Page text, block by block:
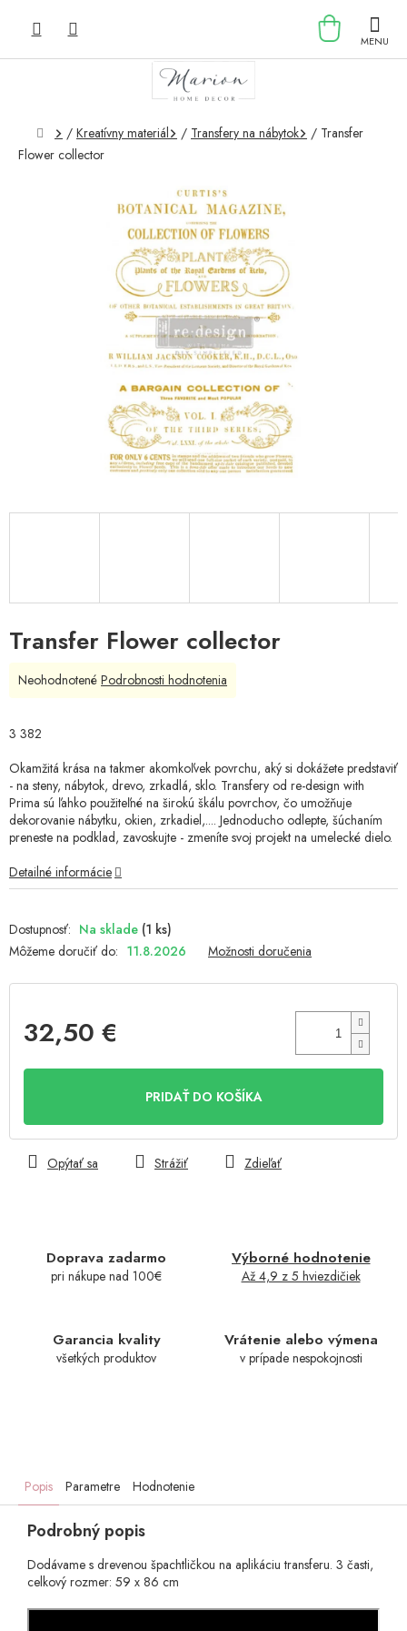
KOŠÍK
Domov
/ Kreatívny materiál / Transfery na nábytok / Transfer
Flower collector
Transfer Flower collector
Na sklade (1 ks)
Môžeme doručiť do: 11.8.2026 Možnosti doručenia
32,50 €
PRIDAŤ DO KOŠÍKA
Doprava zadarmo
pri nákupe nad 100€
Výborné hodnotenie
Až 4,9 z 5 hviezdičiek
Garancia kvality
všetkých produktov
Vrátenie alebo výmena
v prípade nespokojnosti
3 382
Okamžitá krása na takmer akomkoľvek povrchu, aký si dokážete predstaviť
- na steny, nábytok, drevo, zrkadlá, sklo. Transfery od re-design with
Prima sú ľahko použiteľné na širokú škálu povrchov, čo umožňuje
dekorovanie nábytku, okien, zrkadiel,.... Jednoducho odlepte, šúchaním
preneste na podklad, zavoskujte - zmeníte svoj projekt na umelecké dielo.
Detailné informácie
Opýtať sa Strážiť Zdieľať
Priemerné
je
z
5
hviezdičiek.
Neohodnotené Podrobnosti hodnotenia
Popis Parametre Hodnotenie
Podrobný popis
Dodávame s drevenou špachtličkou na aplikáciu transferu. 3 časti,
celkový rozmer: 59 x 86 cm